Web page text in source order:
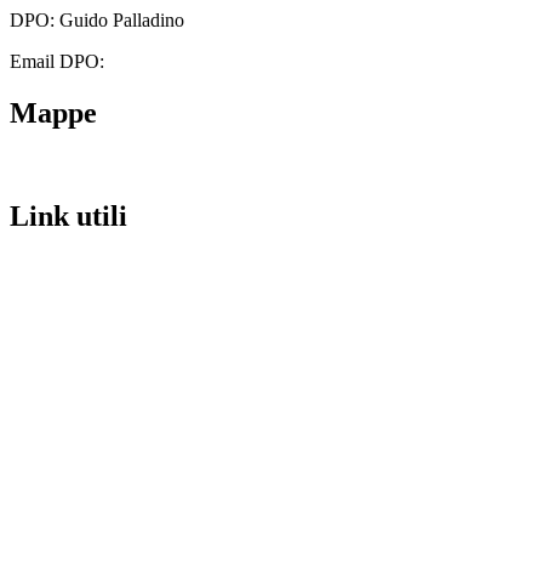
DPO: Guido Palladino
Email DPO:
Mappe
Link utili